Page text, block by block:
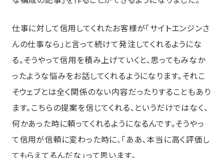
仕事に対して信用してくれたお客様が「サイトエンジンさ
んの仕事なら」と言って続けて発注してくれるようにな
る。そうやって信用を積み上げていくと、思ってもみなか
ったような悩みをお話してくれるようになります。それこ
そウェブとは全く関係のない内容だったりすることもあり
ます。こちらの提案を信じてくれる、というだけではなく、
何かあった時に頼ってくれるようになるんです。そうやっ
て信用が信頼に変わった時に、「ああ、本当に高く評価し
てもらえてるんだな」って思います。